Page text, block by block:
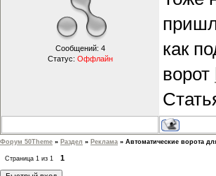
Сообщений: 4
Статус: Оффлайн
как
ворот
Форум 50Theme » Раздел » Реклама » Автоматические ворота
Страница 1 из 1 1